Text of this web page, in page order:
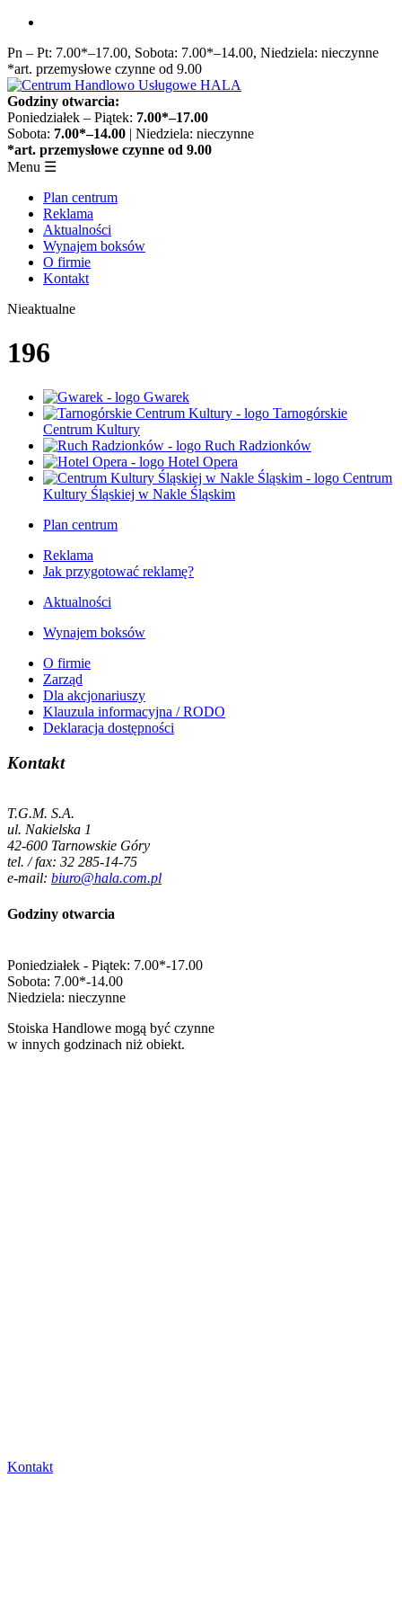
treści
Pn – Pt: 7.00*–17.00, Sobota: 7.00*–14.00, Niedziela: nieczynne
*art. przemysłowe czynne od 9.00
Godziny otwarcia:
Poniedziałek – Piątek: 7.00*–17.00
Sobota: 7.00*–14.00 | Niedziela: nieczynne
*art. przemysłowe czynne od 9.00
Menu ☰
Plan centrum
Reklama
Aktualności
Wynajem boksów
O firmie
Kontakt
Nieaktualne
196
Gwarek
Tarnogórskie
Centrum Kultury
Ruch Radzionków
Hotel Opera
Centrum
Kultury Śląskiej w Nakle Śląskim
Plan centrum
Reklama
Jak przygotować reklamę?
Aktualności
Wynajem boksów
O firmie
Zarząd
Dla akcjonariuszy
Klauzula informacyjna / RODO
Deklaracja dostępności
Kontakt
T.G.M. S.A.
ul. Nakielska 1
42-600 Tarnowskie Góry
tel. / fax: 32 285-14-75
e-mail: biuro@hala.com.pl
Godziny otwarcia
Poniedziałek - Piątek: 7.00*-17.00
Sobota: 7.00*-14.00
Niedziela: nieczynne
Stoiska Handlowe mogą być czynne
w innych godzinach niż obiekt.
Kontakt